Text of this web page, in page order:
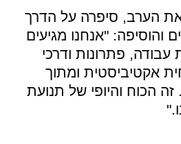
הערב, סיפרה על הדרך
והוסיפה: "אנחנו מגיעים
עבודה, פתרונות ודרכי
אקטיביסטית ומתוך
הכוח והיופי של תנועת